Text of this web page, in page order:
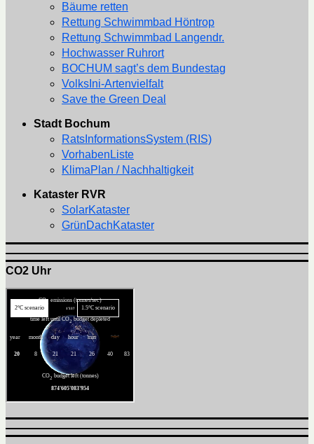
Bäume retten
Rettung Schwimmbad Höntrop
Rettung Schwimmbad Langendr.
Hochwasser Ruhrort
BOCHUM sagt’s dem Bundestag
VolksIni-Artenvielfalt
Save the Green Deal
Stadt Bochum
RatsInformationsSystem (RIS)
VorhabenListe
KlimaPlan / Nachhaltigkeit
Kataster RVR
SolarKataster
GrünDachKataster
CO2 Uhr